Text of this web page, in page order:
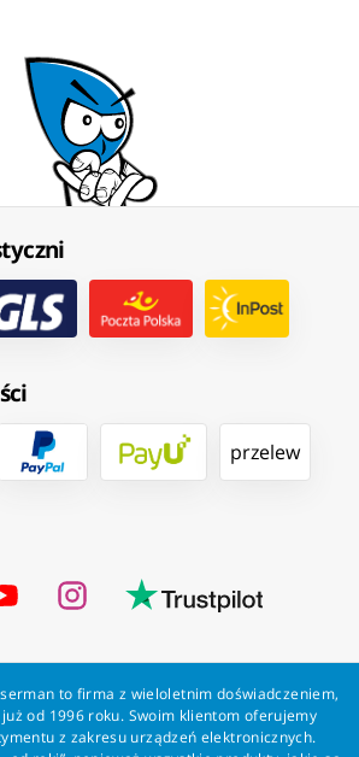
przelew
to firma z wieloletnim doświadczeniem,
już od 1996 roku. Swoim klientom oferujemy
z zakresu urządzeń elektronicznych.